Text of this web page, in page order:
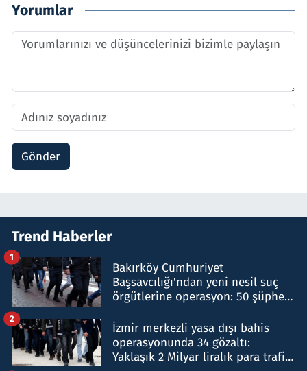
Yorumlar
Gönder
Trend Haberler
Bakırköy Cumhuriyet
Başsavcılığı'ndan yeni nesil suç
örgütlerine operasyon: 50 şüpheli
1
İzmir merkezli yasa dışı bahis
operasyonunda 34 gözaltı:
Yaklaşık 2 Milyar liralık para trafiği
2